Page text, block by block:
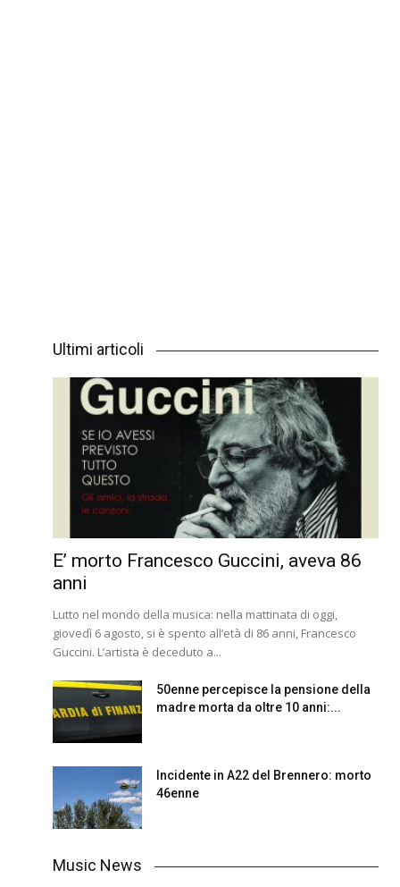
Ultimi articoli
E’ morto Francesco Guccini, aveva 86
anni
Lutto nel mondo della musica: nella mattinata di oggi,
giovedì 6 agosto, si è spento all’età di 86 anni, Francesco
Guccini. L’artista è deceduto a...
50enne percepisce la pensione della
madre morta da oltre 10 anni:...
Incidente in A22 del Brennero: morto
46enne
Music News